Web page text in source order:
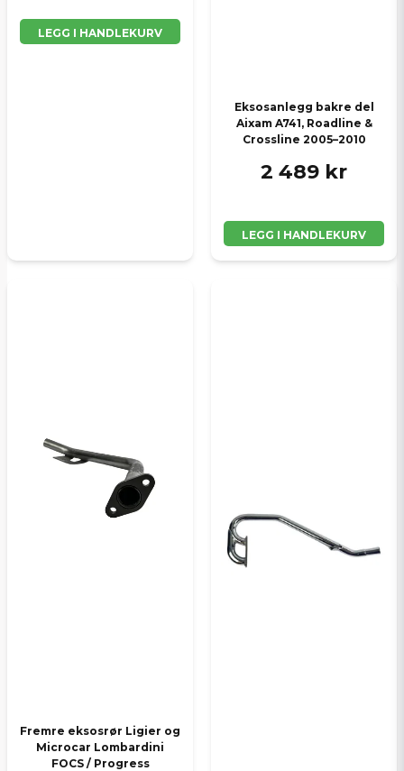
LEGG I HANDLEKURV
Eksosanlegg bakre del
Aixam A741, Roadline &
Crossline 2005–2010
2 489 kr
LEGG I HANDLEKURV
Fremre eksosrør Ligier og
Microcar Lombardini
FOCS / Progress